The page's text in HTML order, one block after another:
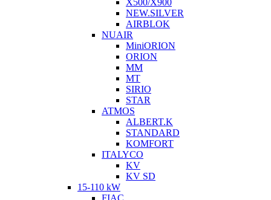
X500/X900
NEW.SILVER
AIRBLOK
NUAIR
MiniORION
ORION
MM
MT
SIRIO
STAR
ATMOS
ALBERT.K
STANDARD
KOMFORT
ITALYCO
KV
KV SD
15-110 kW
FIAC